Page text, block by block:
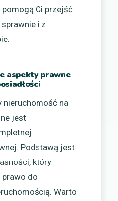
Ci przejść
sprawnie i z
aspekty prawne
nieruchomość na
jest
Podstawą jest
który
prawo do
Warto